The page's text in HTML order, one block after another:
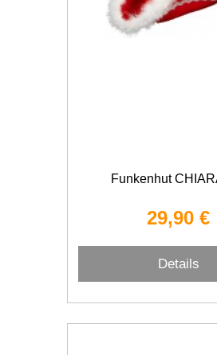
Funkenhut
29,90 €
Details